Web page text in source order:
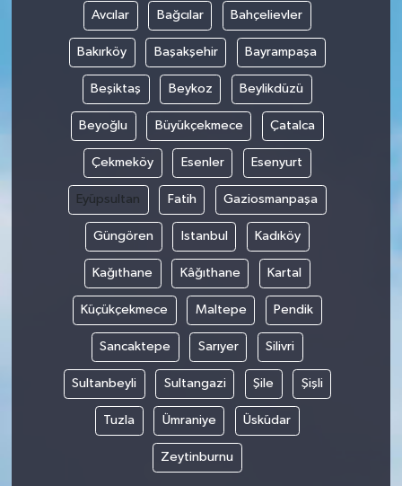
Avcılar Bağcılar Bahçelievler
Bakırköy Başakşehir Bayrampaşa
Beşiktaş Beykoz Beylikdüzü
Beyoğlu Büyükçekmece Çatalca
Çekmeköy Esenler Esenyurt
Eyüpsultan Fatih Gaziosmanpaşa
Güngören Istanbul Kadıköy
Kağıthane Kâğıthane Kartal
Küçükçekmece Maltepe Pendik
Sancaktepe Sarıyer Silivri
Sultanbeyli Sultangazi Şile Şişli
Tuzla Ümraniye Üsküdar
Zeytinburnu